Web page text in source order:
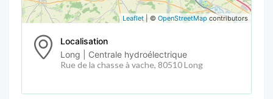
Leaflet | © OpenStreetMap contributors
Localisation
Long | Centrale hydroélectrique
Rue de la chasse à vache, 80510 Long